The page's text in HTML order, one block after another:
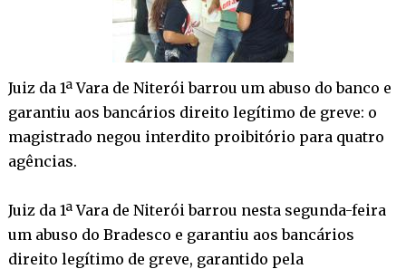
Juiz da 1ª Vara de Niterói barrou um abuso do banco e
garantiu aos bancários direito legítimo de greve: o
magistrado negou interdito proibitório para quatro
agências.
Juiz da 1ª Vara de Niterói barrou nesta segunda-feira
um abuso do Bradesco e garantiu aos bancários
direito legítimo de greve, garantido pela